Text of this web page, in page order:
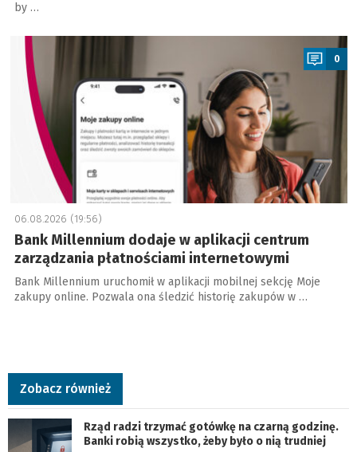
by …
0
06.08.2026 (19:56)
Bank Millennium dodaje w aplikacji centrum
zarządzania płatnościami internetowymi
Bank Millennium uruchomił w aplikacji mobilnej sekcję Moje
zakupy online. Pozwala ona śledzić historię zakupów w …
Zobacz również
Rząd radzi trzymać gotówkę na czarną godzinę.
Banki robią wszystko, żeby było o nią trudniej